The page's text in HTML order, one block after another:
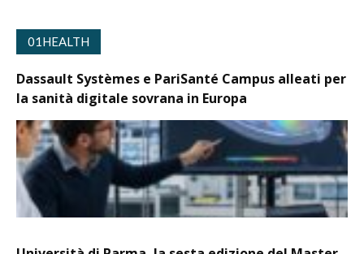
01HEALTH
Dassault Systèmes e PariSanté Campus alleati per
la sanità digitale sovrana in Europa